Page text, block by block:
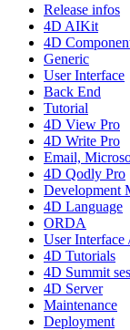
Release infos
4D AIKit
4D
Generic
User Interface
Back End
Tutorial
4D View Pro
4D Write Pro
Email,
4D Qodly Pro
Development
4D Language
ORDA
User
4D Tutorials
4D Summit
4D Server
Maintenance
Deployment